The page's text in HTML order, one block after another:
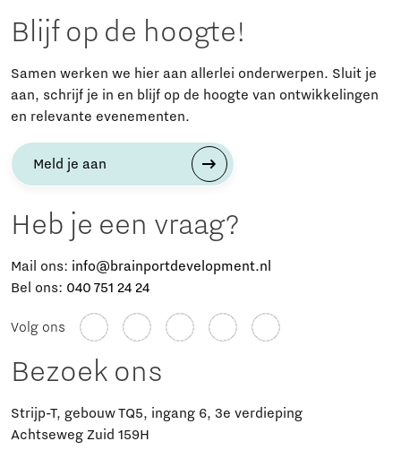
Blijf op de hoogte!
Samen werken we hier aan allerlei onderwerpen. Sluit je
aan, schrijf je in en blijf op de hoogte van ontwikkelingen
en relevante evenementen.
Meld je aan
Heb je een vraag?
Mail ons: info@brainportdevelopment.nl
Bel ons: 040 751 24 24
Volg ons
Bezoek ons
Strijp-T, gebouw TQ5, ingang 6, 3e verdieping
Achtseweg Zuid 159H